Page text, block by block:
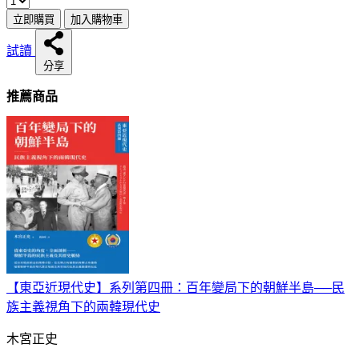
立即購買 加入購物車
試讀
分享
推薦商品
【東亞近現代史】系列第四冊：百年變局下的朝鮮半島──民
族主義視角下的兩韓現代史
木宮正史